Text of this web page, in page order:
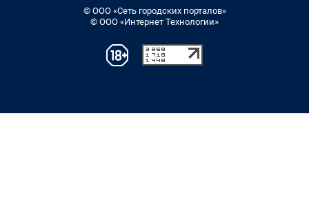
© ООО «Сеть городских порталов»
© ООО «Интернет Технологии»